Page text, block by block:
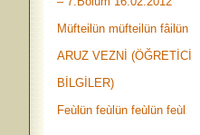
Müfteilün müfteilün fâilün
ARUZ VEZNİ (ÖĞRETİCİ
BİLGİLER)
Feùlün feùlün feùlün feùl